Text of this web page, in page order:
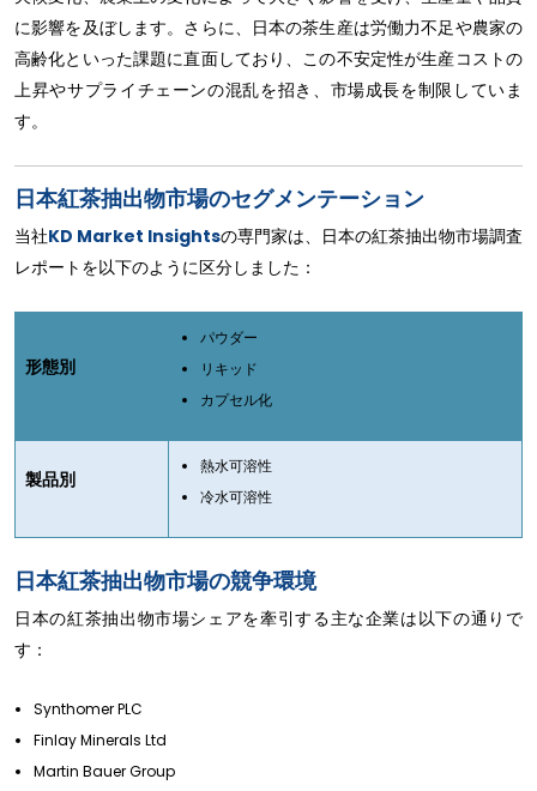
に影響を及ぼします。さらに、日本の茶生産は労働力不足や農家の
高齢化といった課題に直面しており、この不安定性が生産コストの
上昇やサプライチェーンの混乱を招き、市場成長を制限していま
す。
日本紅茶抽出物市場のセグメンテーション
当社KD Market Insightsの専門家は、日本の紅茶抽出物市場調査
レポートを以下のように区分しました：
形態別
パウダー
リキッド
カプセル化
製品別
熱水可溶性
冷水可溶性
日本紅茶抽出物市場の競争環境
日本の紅茶抽出物市場シェアを牽引する主な企業は以下の通りで
す：
Synthomer PLC
Finlay Minerals Ltd
Martin Bauer Group